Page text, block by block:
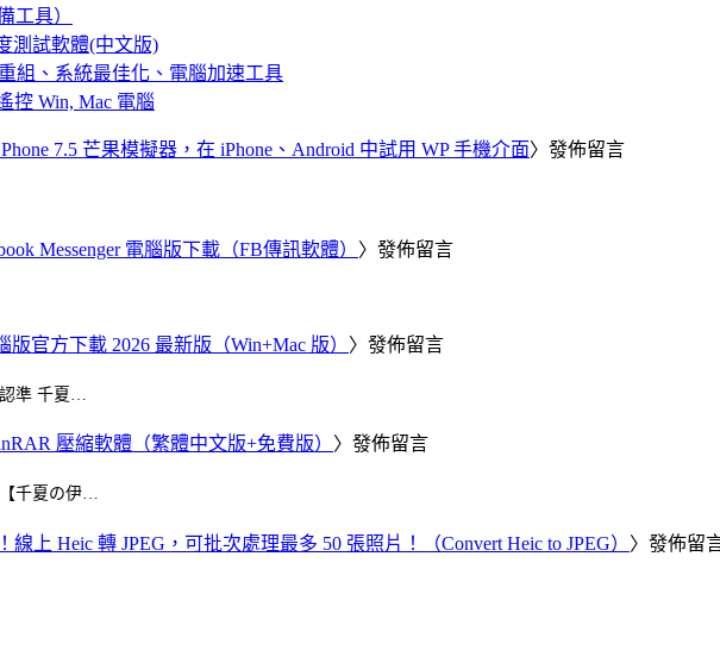
工具）
測試軟體(中文版)
組、系統最佳化、電腦加速工具
控 Win, Mac 電腦
7.5 芒果模擬器，在 iPhone、Android 中試用 WP 手機介面〉發佈留言
Messenger 電腦版下載（FB傳訊軟體） 〉發佈留言
版官方下載 2026 最新版（Win+Mac 版） 〉發佈留言
準 千夏…
壓縮軟體（繁體中文版+免費版） 〉發佈留言
千夏の伊…
線上 Heic 轉 JPEG，可批次處理最多 50 張照片！（Convert Heic to JPEG） 〉發佈留